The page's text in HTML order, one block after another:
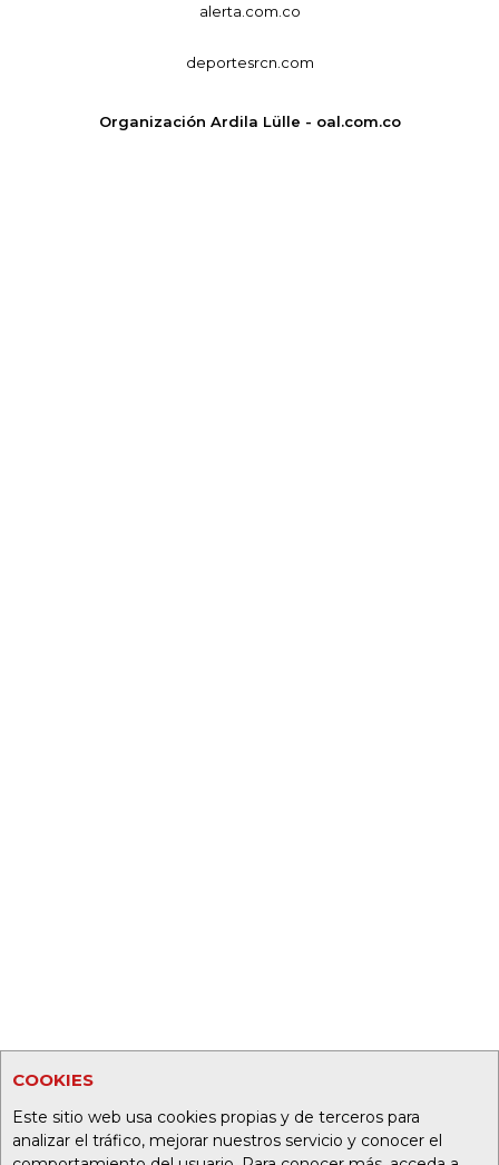
COOKIES
Este sitio web usa cookies propias y de terceros para
analizar el tráfico, mejorar nuestros servicio y conocer el
alerta.com.co
deportesrcn.com
Organización Ardila Lülle - oal.com.co